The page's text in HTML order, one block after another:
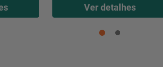
Ver detalhes